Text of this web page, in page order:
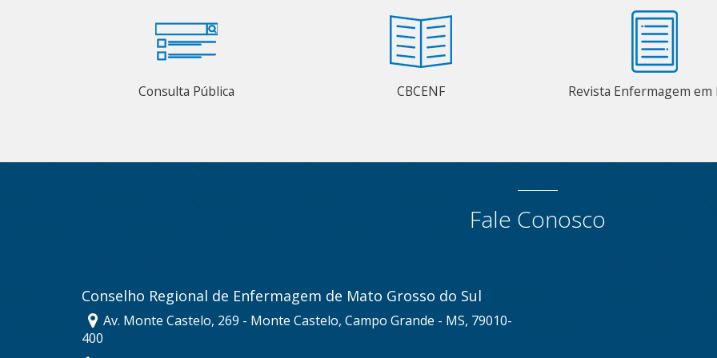
Consulta Pública CBCENF Revista Enfermagem em
Fale Conosco
Conselho Regional de Enfermagem de Mato Grosso do Sul
Av. Monte Castelo, 269 - Monte Castelo, Campo Grande - MS, 79010-
400